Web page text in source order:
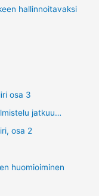
hallinnoitavaksi
osa 3
jatkuu…
osa 2
huomioiminen